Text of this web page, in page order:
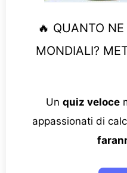
🔥 QUANTO
MONDIALI?
Un quiz veloce
appassionati di